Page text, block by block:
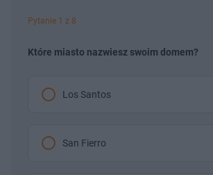
Pytanie 1 z 8
Które miasto nazwiesz swoim domem?
Los Santos
San Fierro